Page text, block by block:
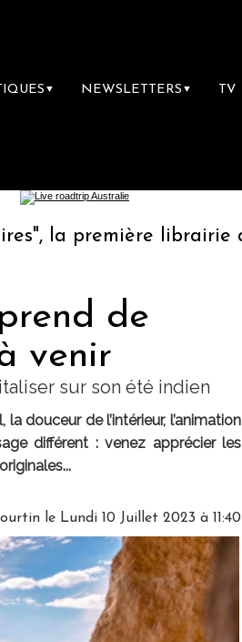
▼ NEWSLETTERS ▼ TV
librairie du voyage
de
venir
sur son été indien
douceur de l’intérieur, l’animation
différent : venez apprécier les
le Lundi 10 Juillet 2023 à 11:40